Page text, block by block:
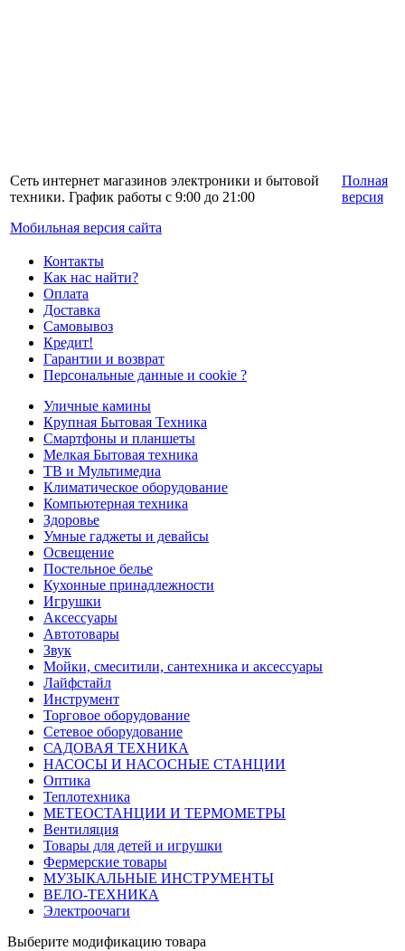
Сеть интернет магазинов электроники и бытовой
техники. График работы с 9:00 до 21:00
Мобильная версия сайта
Полная
версия
Контакты
Как нас найти?
Оплата
Доставка
Самовывоз
Кредит!
Гарантии и возврат
Персональные данные и cookie ?
Уличные камины
Крупная Бытовая Техника
Смартфоны и планшеты
Мелкая Бытовая техника
ТВ и Мультимедиа
Климатическое оборудование
Компьютерная техника
Здоровье
Умные гаджеты и девайсы
Освещение
Постельное белье
Кухонные принадлежности
Игрушки
Аксессуары
Автотовары
Звук
Мойки, смеситили, сантехника и аксессуары
Лайфстайл
Инструмент
Торговое оборудование
Сетевое оборудование
САДОВАЯ ТЕХНИКА
НАСОСЫ И НАСОСНЫЕ СТАНЦИИ
Оптика
Теплотехника
МЕТЕОСТАНЦИИ И ТЕРМОМЕТРЫ
Вентиляция
Товары для детей и игрушки
Фермерские товары
МУЗЫКАЛЬНЫЕ ИНСТРУМЕНТЫ
ВЕЛО-ТЕХНИКА
Электроочаги
Выберите модификацию товара